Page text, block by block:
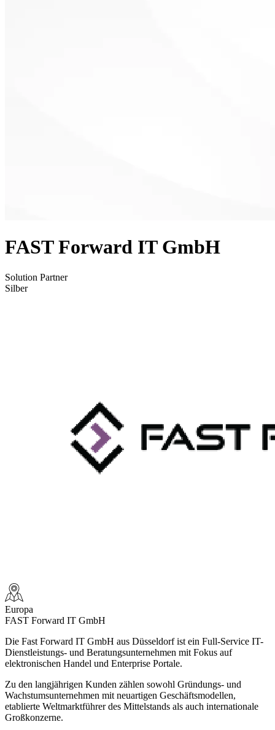
FAST Forward IT GmbH
Solution Partner
Silber
Europa
FAST Forward IT GmbH
Die Fast Forward IT GmbH aus Düsseldorf ist ein Full-Service IT-
Dienstleistungs- und Beratungsunternehmen mit Fokus auf
elektronischen Handel und Enterprise Portale.
Zu den langjährigen Kunden zählen sowohl Gründungs- und
Wachstumsunternehmen mit neuartigen Geschäftsmodellen,
etablierte Weltmarktführer des Mittelstands als auch internationale
Großkonzerne.